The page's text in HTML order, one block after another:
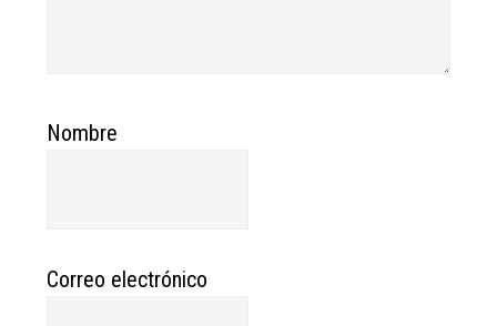
Nombre
Correo electrónico